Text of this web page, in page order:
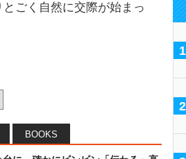
ごく自然に交際が始まっ
BOOKS
1
2